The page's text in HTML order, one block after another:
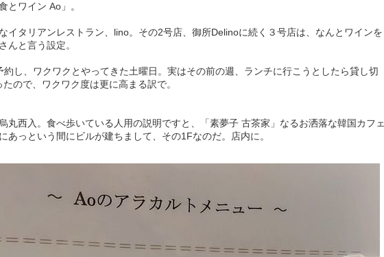
とワイン Ao」。
イタリアンレストラン、lino。その2号店、御所Delinoに続く３号店は、なんとワインを
んと言う設定。
約し、ワクワクとやってきた土曜日。実はその前の週、ランチに行こうとしたら貸し切
たので、ワクワク度は更に高まる訳で。
丸西入。食べ歩いている人用の説明ですと、「素夢子 古茶家」なるお洒落な韓国カフェ
あっという間にビルが建ちまして、その1Fなのだ。店内に。